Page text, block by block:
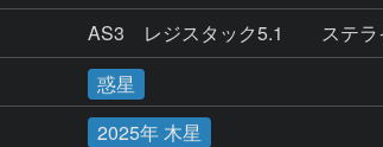
AS3　レジスタック5.1　　ステ
惑星
2025年 木星